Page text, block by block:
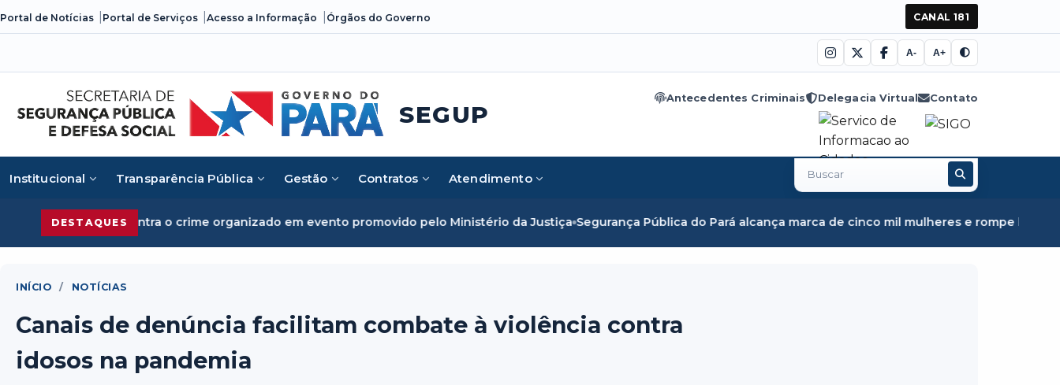
Portal de Notícias Portal de Serviços Acesso a Informação Órgãos do Governo CANAL 181
A- A+
SEGUP
Antecedentes Criminais Delegacia Virtual Contato
Institucional Transparência Pública Gestão Contratos Atendimento
Buscar
no
DESTAQUES
contra o crime organizado em evento promovido pelo Ministério da Justiça Segurança Pública do Pará alcança marca de cinco mil mulheres e rompe barreiras
INÍCIO / NOTÍCIAS
Canais de denúncia facilitam combate à violência contra
idosos na pandemia